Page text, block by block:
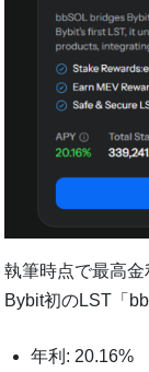
執筆時点で最高
Bybit初のLST「
年利: 20.16%